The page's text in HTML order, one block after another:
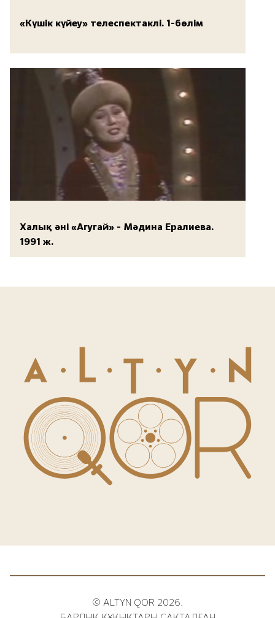
«Күшік күйеу» телеспектаклі. 1-бөлім
Халық әні «Агугай» - Мәдина Ералиева.
1991 ж.
© ALTYN QOR 2026.